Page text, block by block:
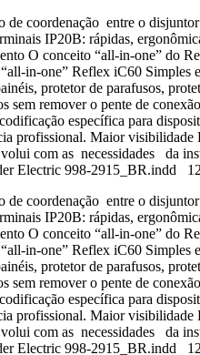
coordenação entre o
IP20B: rápidas,
O conceito “all-in-one” do
in-one” Reflex iC60
protetor de parafusos,
remover o pente de
específica para
profissional. Maior
com as necessidades da
Electric 998-2915_BR.indd
coordenação entre o
IP20B: rápidas,
O conceito “all-in-one” do
in-one” Reflex iC60
protetor de parafusos,
remover o pente de
específica para
profissional. Maior
com as necessidades da
Electric 998-2915_BR.indd